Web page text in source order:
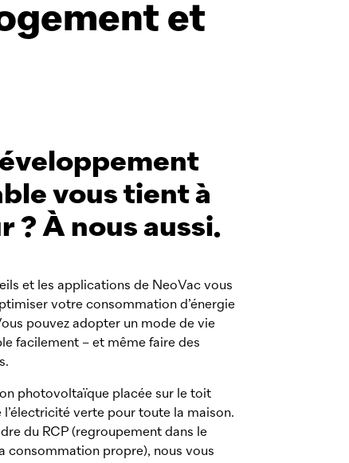
et
vous tient à
? À nous aussi.
et les applications de NeoVac vous
votre consommation d’énergie
pouvez adopter un mode de vie
facilement – et même faire des
photovoltaïque placée sur le toit
l’électricité verte pour toute la maison.
du RCP (regroupement dans le
consommation propre), nous vous